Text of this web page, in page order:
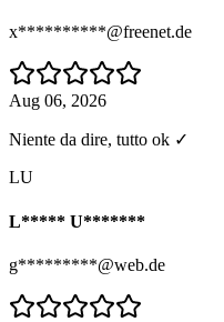
x**********@freenet.de
Aug 06, 2026
Niente da dire, tutto ok ✓
LU
L***** U*******
g*********@web.de